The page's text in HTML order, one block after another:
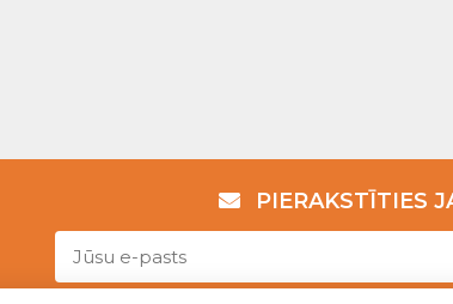
PIERAKSTĪTIES